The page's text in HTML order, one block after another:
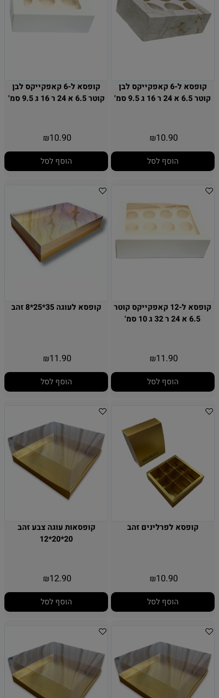
קופסא ל-6 קאפקייקס לבן
קוטר 6.5 א 24 ר 16 ג 9.5 סמ'
₪10.90
הוסף לסל
קופסא ל-6 קאפקייקס לבן
קוטר 6.5 א 24 ר 16 ג 9.5 סמ'
₪10.90
הוסף לסל
קופסא ל-12 קאפקייקס קוטר
6.5 א 24 ר 32 ג 10 סמ'
₪11.90
הוסף לסל
קופסא לעוגה 35*25*8 זהב
₪11.90
הוסף לסל
קופסא לפרלינים זהב
₪10.90
הוסף לסל
קופסאות עוגה צבע זהב
20*20*12
₪12.90
הוסף לסל